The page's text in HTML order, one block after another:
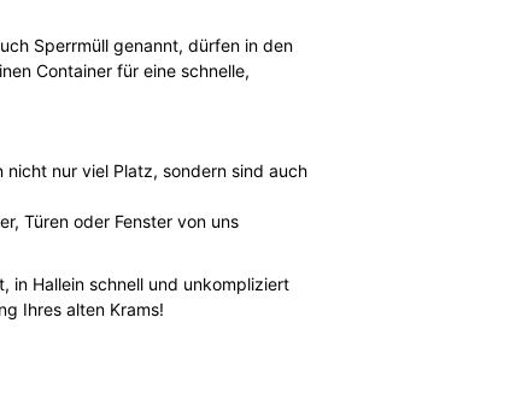
Sperrmüll genannt, dürfen in den
Container für eine schnelle,
nicht nur viel Platz, sondern sind auch
Türen oder Fenster von uns
in Hallein schnell und unkompliziert
Ihres alten Krams!